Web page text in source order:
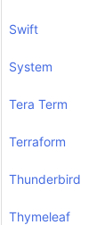
Swift
System
Tera Term
Terraform
Thunderbird
Thymeleaf